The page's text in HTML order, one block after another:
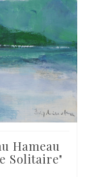
Hameau
Solitaire"